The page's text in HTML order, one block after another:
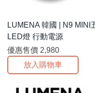
LUMENA 韓國 | N9 MINI
LED燈 行動電源
優惠售價 2,980
放入購物車